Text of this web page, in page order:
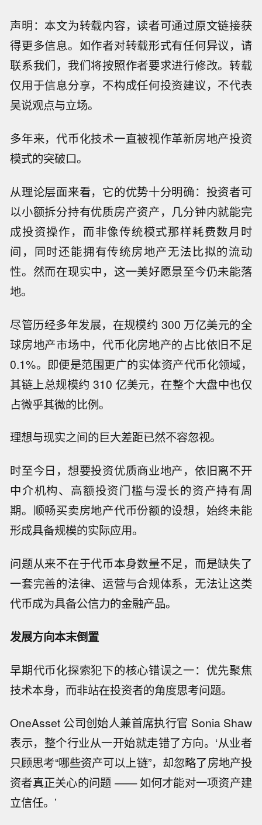
声明：本文为转载内容，读者可通过原文链接获
得更多信息。如作者对转载形式有任何异议，请
联系我们，我们将按照作者要求进行修改。转载
仅用于信息分享，不构成任何投资建议，不代表
吴说观点与立场。
多年来，代币化技术一直被视作革新房地产投资
模式的突破口。
从理论层面来看，它的优势十分明确：投资者可
以小额拆分持有优质房产资产，几分钟内就能完
成投资操作，而非像传统模式那样耗费数月时
间，同时还能拥有传统房地产无法比拟的流动
性。然而在现实中，这一美好愿景至今仍未能落
地。
尽管历经多年发展，在规模约 300 万亿美元的全
球房地产市场中，代币化房地产的占比依旧不足
0.1%。即便是范围更广的实体资产代币化领域，
其链上总规模约 310 亿美元，在整个大盘中也仅
占微乎其微的比例。
理想与现实之间的巨大差距已然不容忽视。
时至今日，想要投资优质商业地产，依旧离不开
中介机构、高额投资门槛与漫长的资产持有周
期。顺畅买卖房地产代币份额的设想，始终未能
形成具备规模的实际应用。
问题从来不在于代币本身数量不足，而是缺失了
一套完善的法律、运营与合规体系，无法让这类
代币成为具备公信力的金融产品。
发展方向本末倒置
早期代币化探索犯下的核心错误之一：优先聚焦
技术本身，而非站在投资者的角度思考问题。
OneAsset 公司创始人兼首席执行官 Sonia Shaw
表示，整个行业从一开始就走错了方向。‘从业者
只顾思考“哪些资产可以上链”，却忽略了房地产投
资者真正关心的问题 —— 如何才能对一项资产建
立信任。’